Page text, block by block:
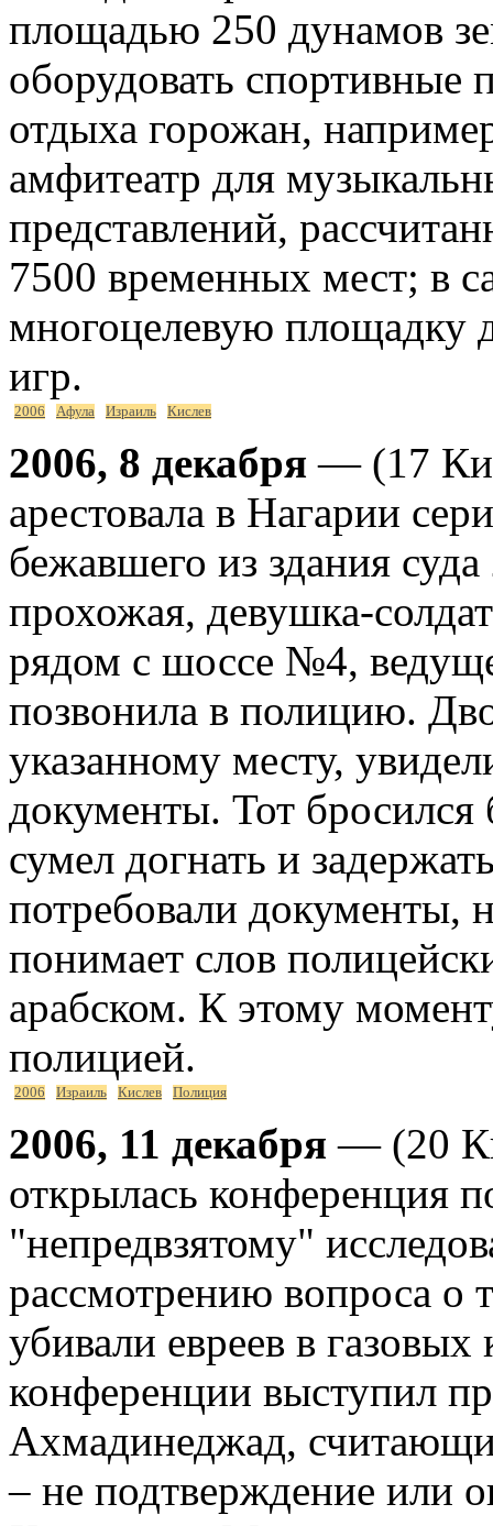
площадью 250 дунамов
оборудовать
отдыха горожан,
амфитеатр для
представлений,
7500 временных мест; в
многоцелевую площадку
игр.
2006 Афула Израиль Кислев
2006, 8 декабря — (17
арестовала в Нагарии
бежавшего из здания
прохожая, девушка-
рядом с шоссе №4,
позвонила в полицию.
указанному месту,
документы. Тот
сумел догнать и
потребовали документы,
понимает слов
арабском. К этому
полицией.
2006 Израиль Кислев Полиция
2006, 11 декабря — (20
открылась конференция
"непредвзятому"
рассмотрению вопроса о
убивали евреев в
конференции выступил
Ахмадинеджад,
– не подтверждение или